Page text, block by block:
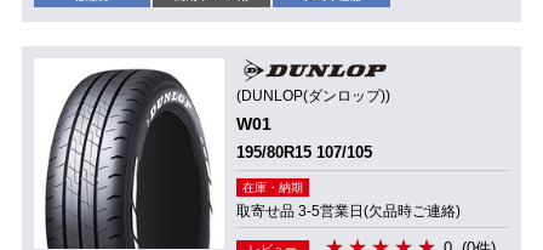
(DUNLOP(ダンロップ))
W01
195/80R15 107/105
在庫・納期
取寄せ品 3-5営業日(欠品時ご連絡)